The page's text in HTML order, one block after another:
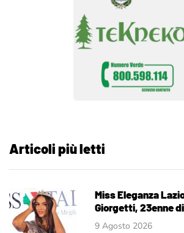
Articoli più letti
Miss Eleganza
Giorgetti, 23enne
9 Agosto 2026